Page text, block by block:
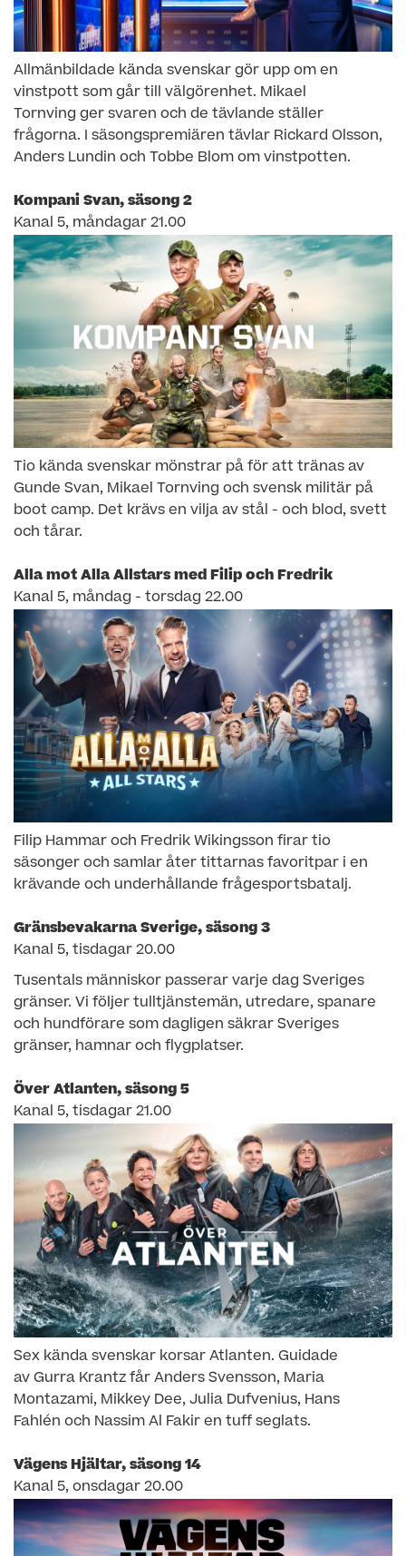
Allmänbildade kända svenskar gör upp om en
vinstpott som går till välgörenhet. Mikael
Tornving ger svaren och de tävlande ställer
frågorna. I säsongspremiären tävlar Rickard Olsson,
Anders Lundin och Tobbe Blom om vinstpotten.
Kompani Svan, säsong 2
Kanal 5, måndagar 21.00
Tio kända svenskar mönstrar på för att tränas av
Gunde Svan, Mikael Tornving och svensk militär på
boot camp. Det krävs en vilja av stål - och blod, svett
och tårar.
Alla mot Alla Allstars med Filip och Fredrik
Kanal 5, måndag - torsdag 22.00
Filip Hammar och Fredrik Wikingsson firar tio
säsonger och samlar åter tittarnas favoritpar i en
krävande och underhållande frågesportsbatalj.
Gränsbevakarna Sverige, säsong 3
Kanal 5, tisdagar 20.00
Tusentals människor passerar varje dag Sveriges
gränser. Vi följer tulltjänstemän, utredare, spanare
och hundförare som dagligen säkrar Sveriges
gränser, hamnar och flygplatser.
Över Atlanten, säsong 5
Kanal 5, tisdagar 21.00
Sex kända svenskar korsar Atlanten. Guidade
av Gurra Krantz får Anders Svensson, Maria
Montazami, Mikkey Dee, Julia Dufvenius, Hans
Fahlén och Nassim Al Fakir en tuff seglats.
Vägens Hjältar, säsong 14
Kanal 5, onsdagar 20.00